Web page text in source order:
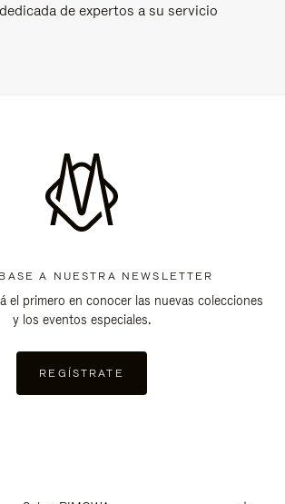
de expertos a su servicio
A NUESTRA NEWSLETTER
el primero en conocer las nuevas colecciones
y los eventos especiales.
REGÍSTRATE